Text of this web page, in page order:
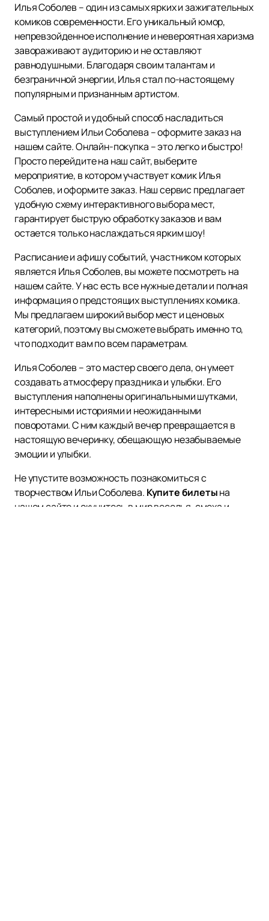
Илья Соболев – один из самых ярких и зажигательных
комиков современности. Его уникальный юмор,
непревзойденное исполнение и невероятная харизма
завораживают аудиторию и не оставляют
равнодушными. Благодаря своим талантам и
безграничной энергии, Илья стал по-настоящему
популярным и признанным артистом.
Самый простой и удобный способ насладиться
выступлением Ильи Соболева – оформите заказ на
нашем сайте. Онлайн-покупка – это легко и быстро!
Просто перейдите на наш сайт, выберите
мероприятие, в котором участвует комик Илья
Соболев, и оформите заказ. Наш сервис предлагает
удобную схему интерактивного выбора мест,
гарантирует быструю обработку заказов и вам
остается только наслаждаться ярким шоу!
Расписание и афишу событий, участником которых
является Илья Соболев, вы можете посмотреть на
нашем сайте. У нас есть все нужные детали и полная
информация о предстоящих выступлениях комика.
Мы предлагаем широкий выбор мест и ценовых
категорий, поэтому вы сможете выбрать именно то,
что подходит вам по всем параметрам.
Илья Соболев – это мастер своего дела, он умеет
создавать атмосферу праздника и улыбки. Его
выступления наполнены оригинальными шутками,
интересными историями и неожиданными
поворотами. С ним каждый вечер превращается в
настоящую вечеринку, обещающую незабываемые
эмоции и улыбки.
Не упустите возможность познакомиться с
творчеством Ильи Соболева. Купите билетына
нашем сайте и окунитесь в мир веселья, смеха и